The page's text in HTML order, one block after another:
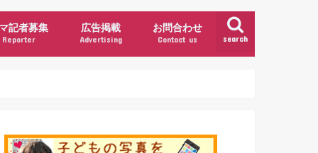
search
記者募集
Reporter
広告掲載
Advertising
お問合わせ
Contact us